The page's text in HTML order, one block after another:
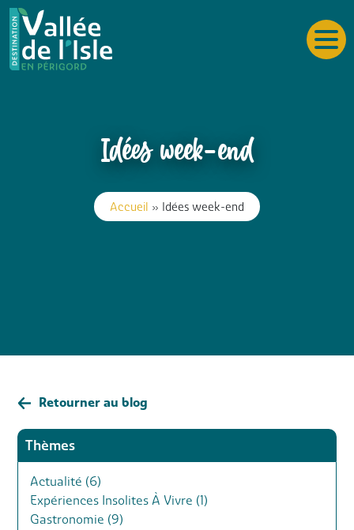
Idées week-end
Accueil » Idées week-end
Retourner au blog
Thèmes
Actualité (6)
Expériences Insolites À Vivre (1)
Gastronomie (9)